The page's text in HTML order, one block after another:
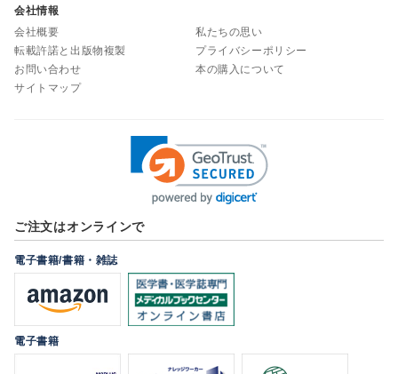
会社情報
会社概要
私たちの思い
転載許諾と出版物複製
プライバシーポリシー
お問い合わせ
本の購入について
サイトマップ
ご注文はオンラインで
電子書籍/書籍・雑誌
電子書籍